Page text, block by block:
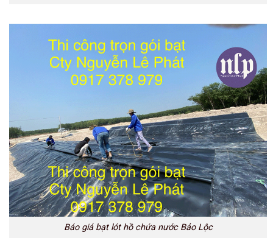
Báo giá bạt lót hồ chứa nước Bảo Lộc